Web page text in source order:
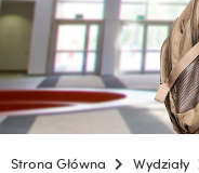
Strona Główna
Wydziały